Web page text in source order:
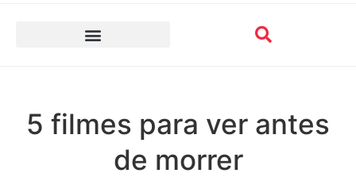
5 filmes para ver antes
de morrer